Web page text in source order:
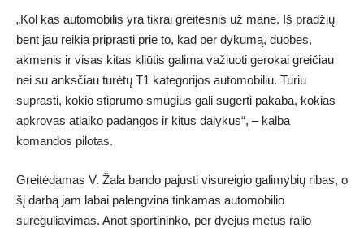
„Kol kas automobilis yra tikrai greitesnis už mane. Iš pradžių
bent jau reikia priprasti prie to, kad per dykumą, duobes,
akmenis ir visas kitas kliūtis galima važiuoti gerokai greičiau
nei su anksčiau turėtų T1 kategorijos automobiliu. Turiu
suprasti, kokio stiprumo smūgius gali sugerti pakaba, kokias
apkrovas atlaiko padangos ir kitus dalykus“, – kalba
komandos pilotas.
Greitėdamas V. Žala bando pajusti visureigio galimybių ribas, o
šį darbą jam labai palengvina tinkamas automobilio
sureguliavimas. Anot sportininko, per dvejus metus ralio